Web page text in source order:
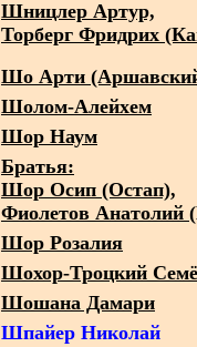
Шницлер Артур,
Торберг Фридрих
Шо Арти
Шолом-Алейхем
Шор Наум
Братья:
Шор Осип (Остап),
Фиолетов Анатолий
Шор Розалия
Шохор-Троцкий
Шошана Дамари
Шпайер Николай